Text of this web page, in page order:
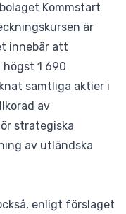
Kommstart
är
innebär att
högst 1 690
samtliga aktier i
av
strategiska
av utländska
enligt förslaget